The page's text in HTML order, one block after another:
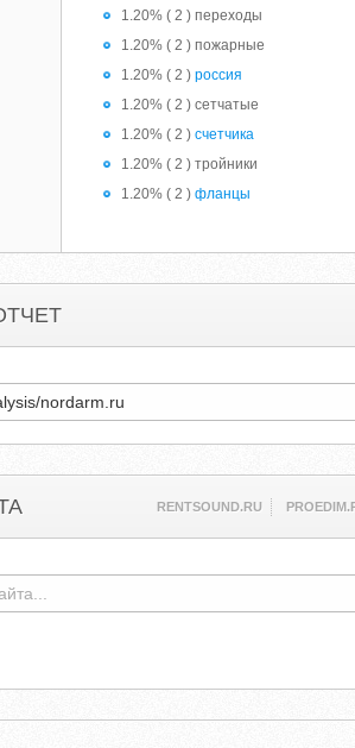
1.20% ( 2 ) переходы
1.20% ( 2 ) пожарные
1.20% ( 2 ) россия
1.20% ( 2 ) сетчатые
1.20% ( 2 ) счетчика
1.20% ( 2 ) тройники
1.20% ( 2 ) фланцы
RENTSOUND.RU